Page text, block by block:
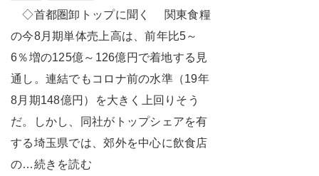
◇首都圏卸トップに聞く 関東食糧
の今8月期単体売上高は、前年比5～
6％増の125億～126億円で着地する見
通し。連結でもコロナ前の水準（19年
8月期148億円）を大きく上回りそう
だ。しかし、同社がトップシェアを有
する埼玉県では、郊外を中心に飲食店
の…続きを読む